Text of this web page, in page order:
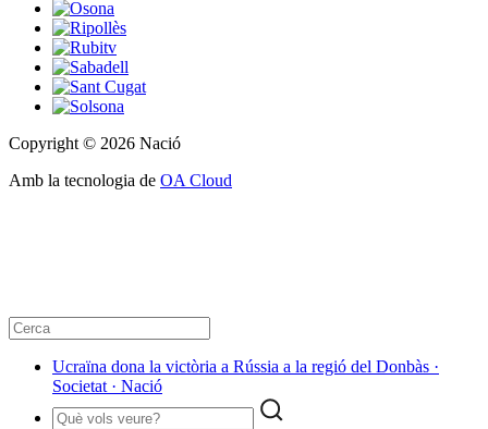
Copyright © 2026 Nació
Amb la tecnologia de OA Cloud
Ucraïna dona la victòria a Rússia a la regió del Donbàs ·
Societat · Nació